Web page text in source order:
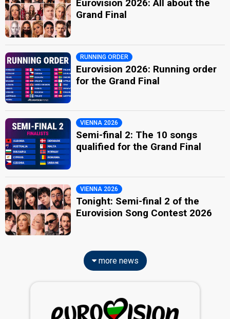
Eurovision 2026: All about the
Grand Final
RUNNING ORDER
Eurovision 2026: Running order
for the Grand Final
VIENNA 2026
Semi-final 2: The 10 songs
qualified for the Grand Final
VIENNA 2026
Tonight: Semi-final 2 of the
Eurovision Song Contest 2026
more news